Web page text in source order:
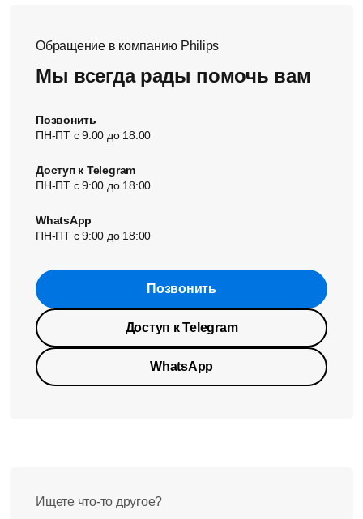
Обращение в компанию Philips
Мы всегда рады помочь вам
Позвонить
ПН-ПТ с 9:00 до 18:00
Доступ к Telegram
ПН-ПТ с 9:00 до 18:00
WhatsApp
ПН-ПТ с 9:00 до 18:00
Позвонить
Доступ к Telegram
WhatsApp
Ищете что-то другое?